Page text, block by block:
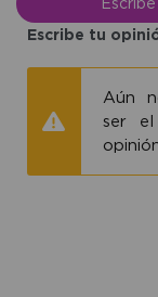
Escribe tu
Aún
ser el